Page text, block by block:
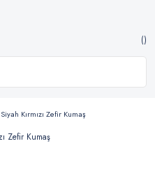
Siyah Kırmızı Zefir Kumaş